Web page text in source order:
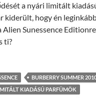
a nyári limitált
kiderült, hogy én
Alien Sunessence
ti?
BURBERRY SUMMER
KIADÁSÚ PARFÜMÖK